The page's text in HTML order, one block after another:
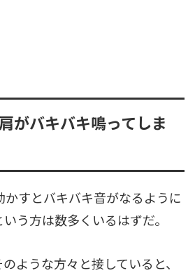
がバキバキ鳴ってしま
かすとバキバキ音がなるように
う方は数多くいるはずだ。
ような方々と接していると、